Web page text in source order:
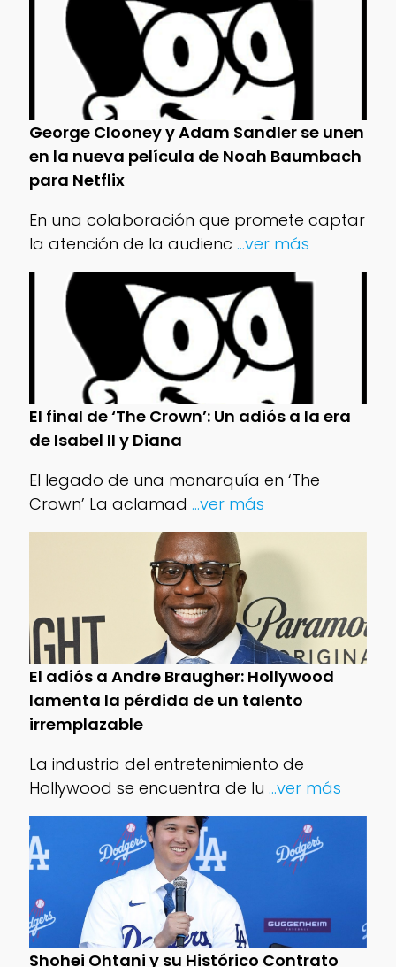
George Clooney y Adam Sandler se unen
en la nueva película de Noah Baumbach
para Netflix
En una colaboración que promete captar
la atención de la audienc ...ver más
El final de ‘The Crown’: Un adiós a la era
de Isabel II y Diana
El legado de una monarquía en ‘The
Crown’ La aclamad ...ver más
El adiós a Andre Braugher: Hollywood
lamenta la pérdida de un talento
irremplazable
La industria del entretenimiento de
Hollywood se encuentra de lu ...ver más
Shohei Ohtani y su Histórico Contrato